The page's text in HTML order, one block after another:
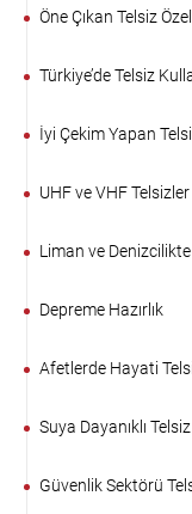
Öne Çıkan Telsiz
Türkiye’de Telsiz
İyi Çekim Yapan
UHF ve VHF
Liman ve
Depreme Hazırlık
Afetlerde Hayati
Suya Dayanıklı
Güvenlik Sektörü